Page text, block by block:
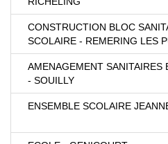
CONSTRUCTION BLOC
SCOLAIRE - REMERING LES
AMENAGEMENT SANITAIRES
- SOUILLY
ENSEMBLE SCOLAIRE